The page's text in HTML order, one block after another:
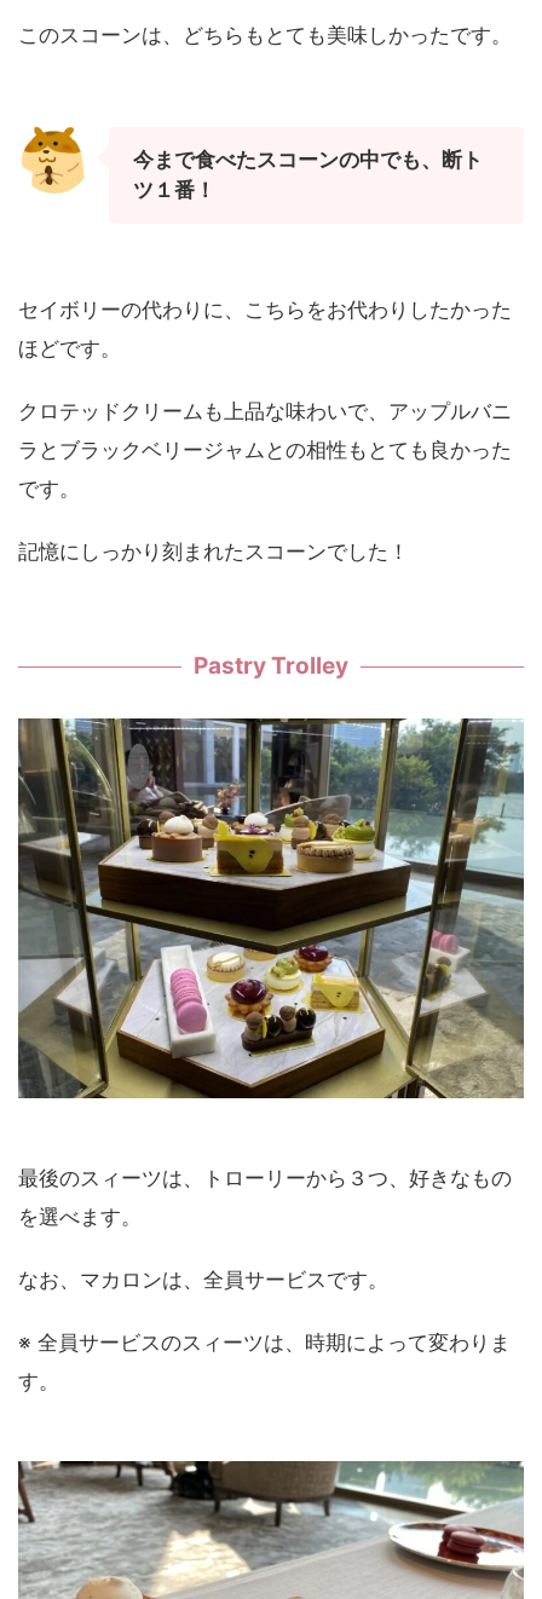
このスコーンは、どちらもとても美味しかったです。
今まで食べたスコーンの中でも、断ト
ツ１番！
セイボリーの代わりに、こちらをお代わりしたかった
ほどです。
クロテッドクリームも上品な味わいで、アップルバニ
ラとブラックベリージャムとの相性もとても良かった
です。
記憶にしっかり刻まれたスコーンでした！
Pastry Trolley
最後のスィーツは、トローリーから３つ、好きなもの
を選べます。
なお、マカロンは、全員サービスです。
※ 全員サービスのスィーツは、時期によって変わりま
す。